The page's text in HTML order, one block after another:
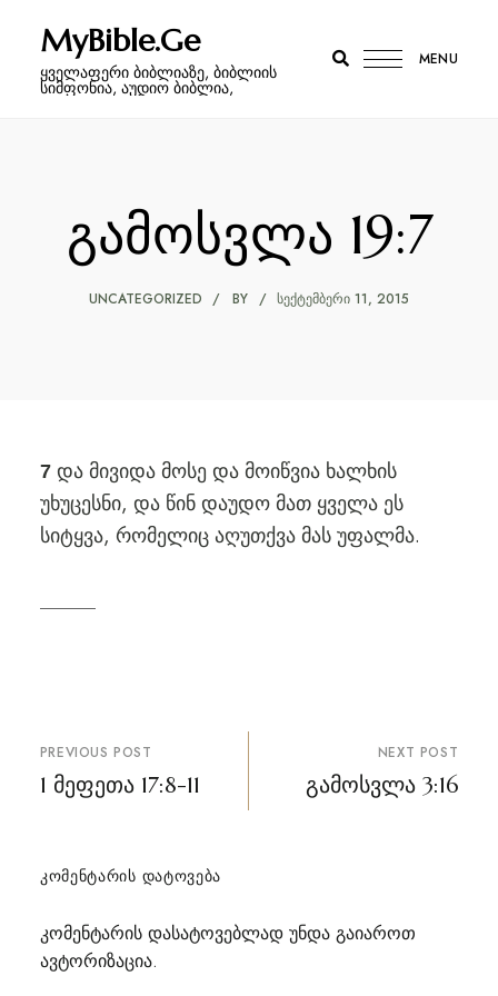
MyBible.Ge
ყველაფერი ბიბლიაზე, ბიბლიის
სიმფონია, აუდიო ბიბლია,
MENU
გამოსვლა 19:7
UNCATEGORIZED BY ᲡᲔᲥᲢᲔᲛᲑᲔᲠᲘ 11, 2015
7და მივიდა მოსე და მოიწვია ხალხის
უხუცესნი, და წინ დაუდო მათ ყველა ეს
სიტყვა, რომელიც აღუთქვა მას უფალმა.
პოსტის
ნავიგაცია
PREVIOUS POST
1 მეფეთა 17:8-11
NEXT POST
გამოსვლა 3:16
ᲙᲝᲛᲔᲜᲢᲐᲠᲘᲡ ᲓᲐᲢᲝᲕᲔᲑᲐ
კომენტარის დასატოვებლად უნდა გაიაროთ
ავტორიზაცია.